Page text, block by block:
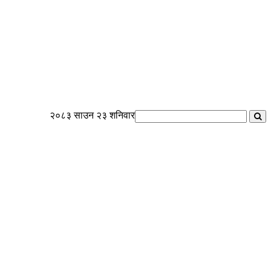
२०८३ साउन २३ शनिवार